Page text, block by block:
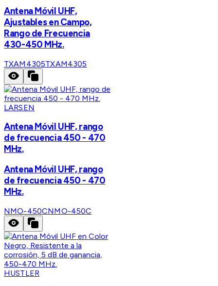
Antena Móvil UHF,
Ajustables en Campo,
Rango de Frecuencia
430-450 MHz.
TXAM4305TXAM4305
LARSEN
Antena Móvil UHF, rango
de frecuencia 450 - 470
MHz.
Antena Móvil UHF, rango
de frecuencia 450 - 470
MHz.
NMO-450CNMO-450C
HUSTLER